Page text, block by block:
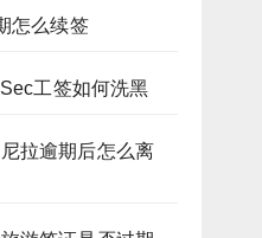
怎么续签
工签如何洗黑
拉逾期后怎么离